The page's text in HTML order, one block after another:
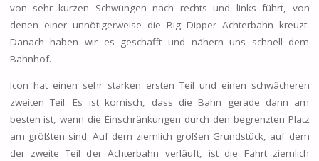
von sehr kurzen Schwüngen nach rechts und links führt, von
denen einer unnötigerweise die Big Dipper Achterbahn kreuzt.
Danach haben wir es geschafft und nähern uns schnell dem
Bahnhof.
Icon hat einen sehr starken ersten Teil und einen schwächeren
zweiten Teil. Es ist komisch, dass die Bahn gerade dann am
besten ist, wenn die Einschränkungen durch den begrenzten Platz
am größten sind. Auf dem ziemlich großen Grundstück, auf dem
der zweite Teil der Achterbahn verläuft, ist die Fahrt ziemlich